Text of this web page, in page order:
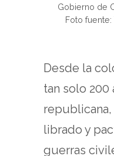
Gobierno de
Foto
Desde la
tan solo 200
librado y
guerras